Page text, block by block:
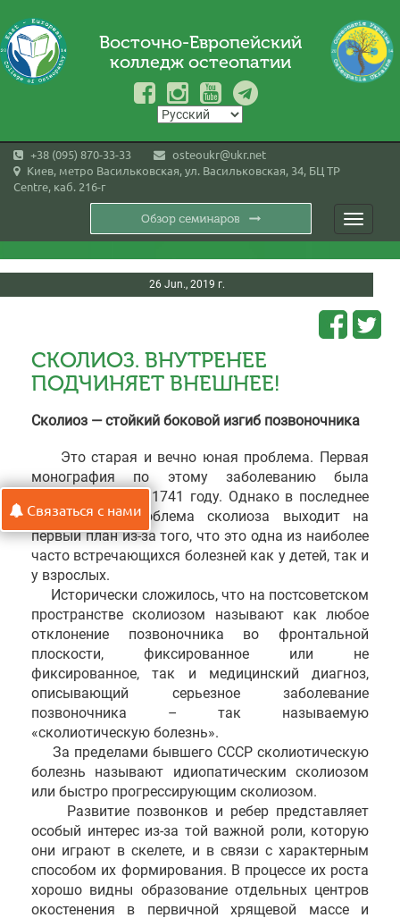
Восточно-Европейский
колледж остеопатии
+38 (095) 870-33-33
osteoukr@ukr.net
Киев, метро Васильковская, ул. Васильковская, 34, БЦ TP
Centre, каб. 216-г
Toggle
26 Jun., 2019 г.
СКОЛИОЗ. ВНУТРЕНЕЕ
ПОДЧИНЯЕТ ВНЕШНЕЕ!
Сколиоз — стойкий боковой изгиб позвоночника
Это старая и вечно юная проблема. Первая
монография по этому заболеванию была
выпущена еще в 1741 году. Однако в последнее
десятилетие проблема сколиоза выходит на
первый план из-за того, что это одна из наиболее
часто встречающихся болезней как у детей, так и
у взрослых.
Исторически сложилось, что на постсоветском
пространстве сколиозом называют как любое
отклонение позвоночника во фронтальной
плоскости, фиксированное или не
фиксированное, так и медицинский диагноз,
описывающий серьезное заболевание
позвоночника – так называемую
«сколиотическую болезнь».
За пределами бывшего СССР сколиотическую
болезнь называют идиопатическим сколиозом
или быстро прогрессирующим сколиозом.
Развитие позвонков и ребер представляет
особый интерес из-за той важной роли, которую
они играют в скелете, и в связи с характерным
способом их формирования. В процессе их роста
хорошо видны образование отдельных центров
окостенения в первичной хрящевой массе и
Связаться с нами